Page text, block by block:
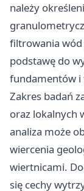
należy
filtrowania
podstawę do
fundamentów i
Zakres badań
oraz lokalnych
analiza może
wiercenia
wiertnicami.
się cechy